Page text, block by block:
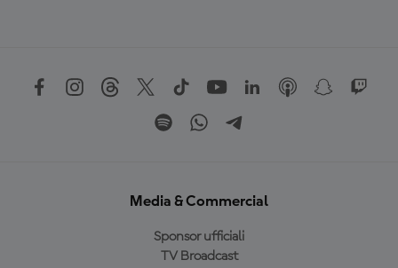
Media & Commercial
Sponsor ufficiali
TV Broadcast